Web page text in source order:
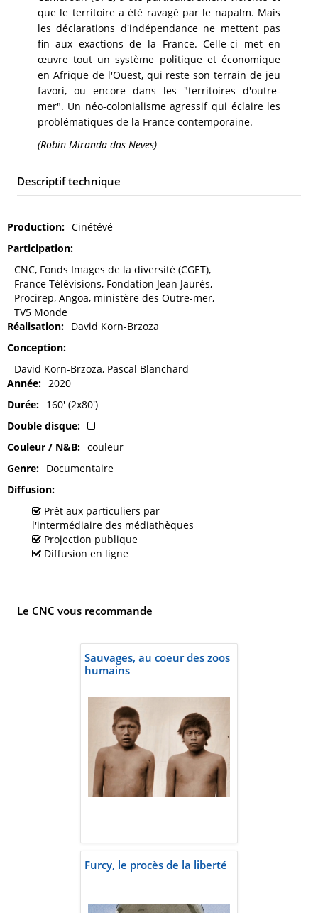
que le territoire a été ravagé par le napalm. Mais
les déclarations d'indépendance ne mettent pas
fin aux exactions de la France. Celle-ci met en
œuvre tout un système politique et économique
en Afrique de l'Ouest, qui reste son terrain de jeu
favori, ou encore dans les "territoires d'outre-
mer". Un néo-colonialisme agressif qui éclaire les
problématiques de la France contemporaine.
(Robin Miranda das Neves)
Descriptif technique
Production
Cinétévé
Participation
CNC, Fonds Images de la diversité (CGET),
France Télévisions, Fondation Jean Jaurès,
Procirep, Angoa, ministère des Outre-mer,
TV5 Monde
Réalisation
David Korn-Brzoza
Conception
David Korn-Brzoza, Pascal Blanchard
Année
2020
Durée
160' (2x80')
Double disque
Couleur / N&B
couleur
Genre
Documentaire
Diffusion
Prêt aux particuliers par
l'intermédiaire des médiathèques
Projection publique
Diffusion en ligne
Le CNC vous recommande
Sauvages, au coeur des zoos
humains
Furcy, le procès de la liberté